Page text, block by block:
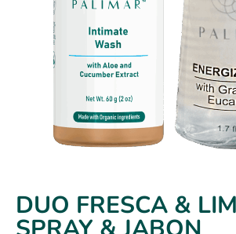
DUO FRESCA &